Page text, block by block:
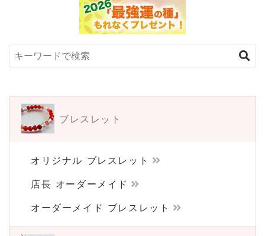
ブレスレット
オリジナル ブレスレット
店長 オーダーメイド
オーダーメイド ブレスレット